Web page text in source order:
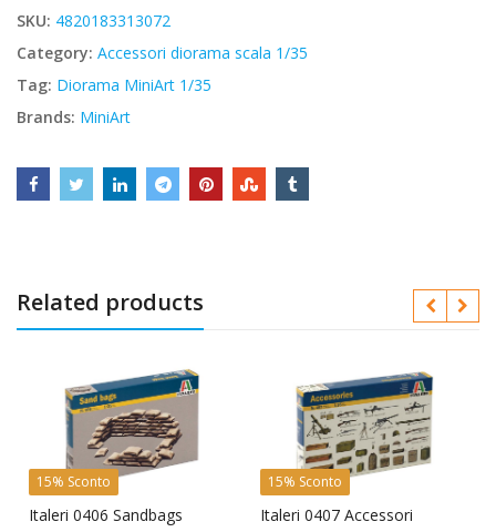
SKU: 4820183313072
Category: Accessori diorama scala 1/35
Tag: Diorama MiniArt 1/35
Brands: MiniArt
Related products
15% Sconto
Italeri 0406 Sandbags
15% Sconto
Italeri 0407 Accessori